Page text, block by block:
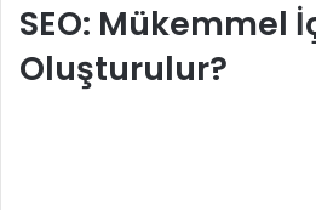
SEO: Mükemmel
Oluşturulur?